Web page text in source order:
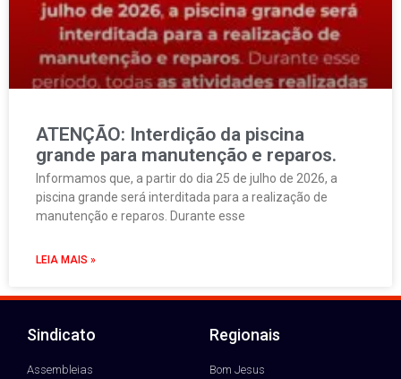
ATENÇÃO: Interdição da piscina
grande para manutenção e reparos.
Informamos que, a partir do dia 25 de julho de 2026, a
piscina grande será interditada para a realização de
manutenção e reparos. Durante esse
LEIA MAIS »
Sindicato
Assembleias
Regionais
Bom Jesus